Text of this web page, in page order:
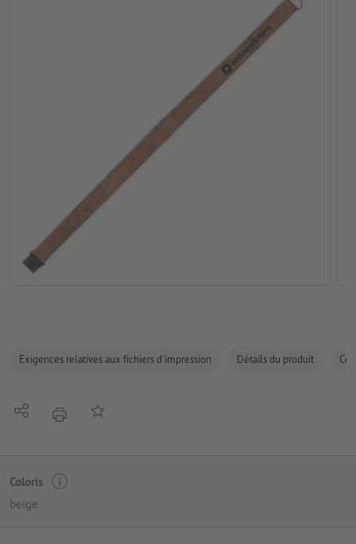
Exigences relatives aux fichiers d'impression Détails du produit
PartagerimprimerAjouter à liste d'article
Coloris
beige